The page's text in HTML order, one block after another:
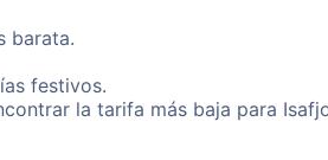
barata.
festivos.
la tarifa más baja para